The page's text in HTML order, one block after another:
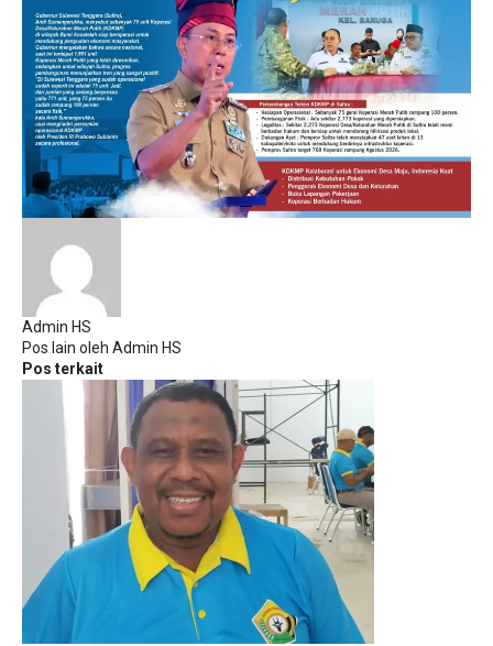
Admin HS
Pos lain oleh Admin HS
Pos terkait